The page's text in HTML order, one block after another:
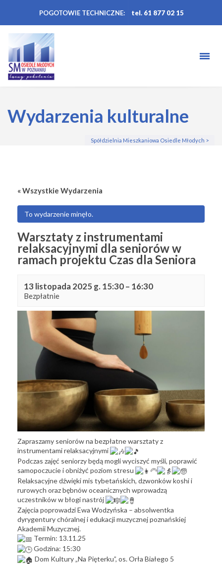
POGOTOWIE TECHNICZNE: tel. 61 877 02 15
Wydarzenia kulturalne
Spółdzielnia Mieszkaniowa Osiedle Młodych >
« Wszystkie Wydarzenia
To wydarzenie minęło.
Warsztaty z instrumentami
relaksacyjnymi dla seniorów w
ramach projektu Czas dla Seniora
13 listopada 2025 g. 15:30– 16:30
Bezpłatnie
Zapraszamy seniorów na bezpłatne warsztaty z
instrumentami relaksacyjnymi
Podczas zajęć seniorzy ⁣będą mogli wyciszyć myśli, poprawić
samopoczucie i obniżyć poziom stresu
Relaksacyjne dźwięki mis tybetańskich, dzwonków koshi i
rurowych oraz bębnów oceanicznych wprowadzą
uczestników w błogi nastrój
Zajęcia poprowadzi Ewa Wodzyńska – absolwentka
dyrygentury chóralnej i edukacji muzycznej poznańskiej
Akademii Muzycznej.
Termin: 13.11.25
Godzina: 15:30
Dom Kultury „Na Pięterku”, os. Orła Białego 5